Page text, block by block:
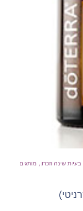
בעיות שינה וזכרון, מותגים